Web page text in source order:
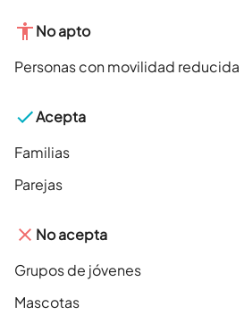
No apto
Personas con movilidad reducida
Acepta
Familias
Parejas
No acepta
Grupos de jóvenes
Mascotas